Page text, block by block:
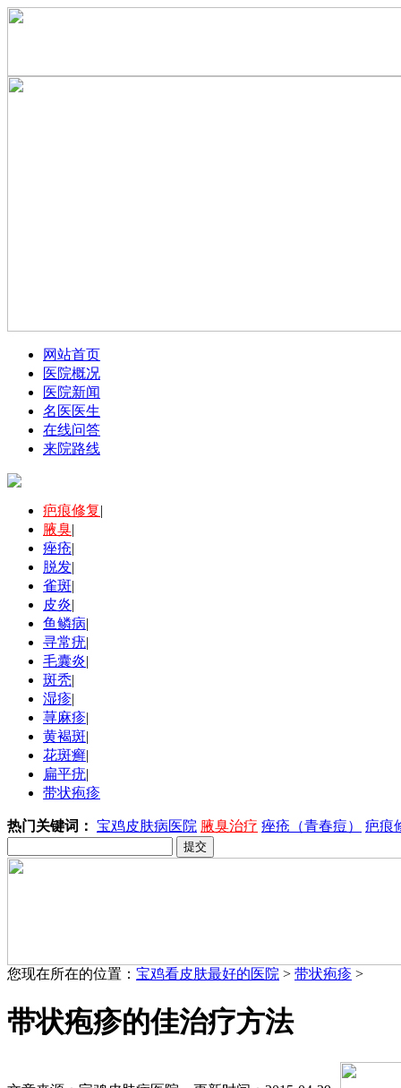
网站首页
医院概况
医院新闻
名医医生
在线问答
来院路线
疤痕修复|
腋臭|
痤疮|
脱发|
雀斑|
皮炎|
鱼鳞病|
寻常疣|
毛囊炎|
斑秃|
湿疹|
荨麻疹|
黄褐斑|
花斑癣|
扁平疣|
带状疱疹
热门关键词： 宝鸡皮肤病医院 腋臭治疗 痤疮（青春痘） 疤痕
您现在所在的位置： 宝鸡看皮肤最好的医院 > 带状疱疹 >
带状疱疹的佳治疗方法